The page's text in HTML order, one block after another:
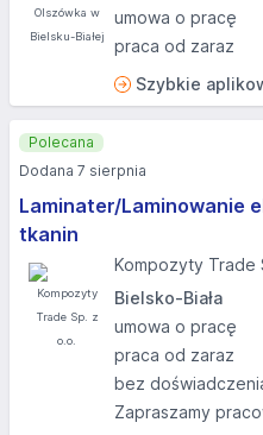
umowa o pracę
praca od zaraz
Szybkie
Laminater/Laminowanie
tkanin
Kompozyty Trade
Bielsko-Biała
umowa o pracę
praca od zaraz
bez
Zapraszamy
Polecana
Dodana 7 sierpnia